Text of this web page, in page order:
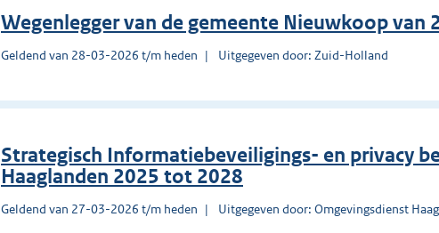
Wegenlegger van de gemeente Nieuwkoop van
Geldend van 28-03-2026 t/m heden Uitgegeven door: Zuid-Holland
Strategisch Informatiebeveiligings- en privacy
Haaglanden 2025 tot 2028
Geldend van 27-03-2026 t/m heden Uitgegeven door: Omgevingsdienst